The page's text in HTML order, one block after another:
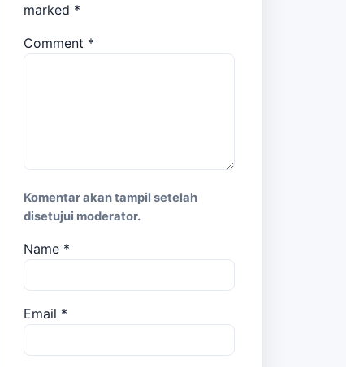
marked *
Comment *
Komentar akan tampil setelah
disetujui moderator.
Name *
Email *